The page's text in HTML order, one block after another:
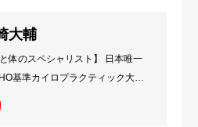
大輔
と体のスペシャリスト】 日本唯一
基準カイロプラクティック大学
院で治らない、薬・手術は避けたい